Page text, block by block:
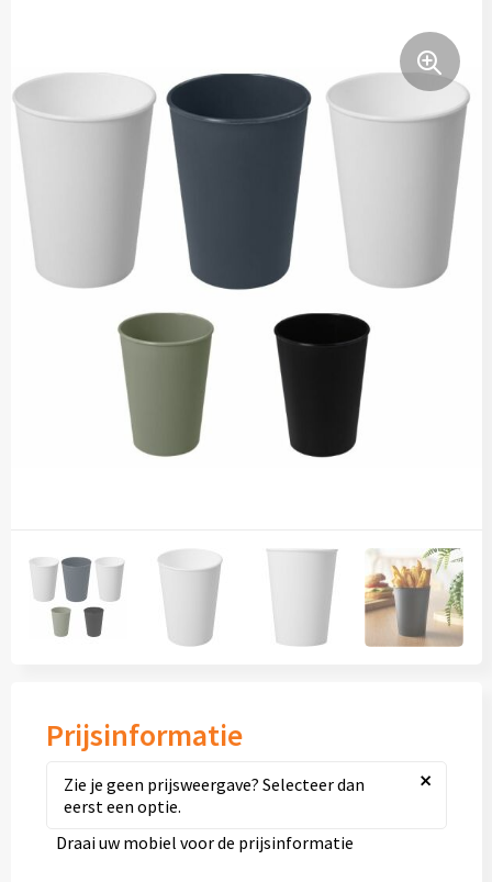
Lunchboxen
Fruitwaterflessen
Bekende merken
Heupflessen
Bij de koffie en thee
Fullcolour mokken bedrukken
Geschenksets
Prijsinformatie
Zie je geen prijsweergave? Selecteer dan
eerst een optie.
×
Draai uw mobiel voor de prijsinformatie